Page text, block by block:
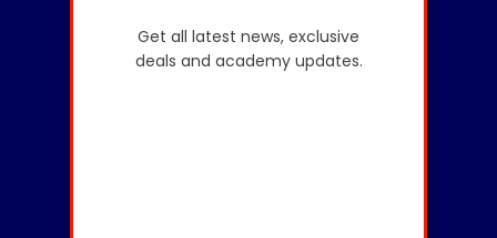
Get all latest news, exclusive
deals and academy updates.